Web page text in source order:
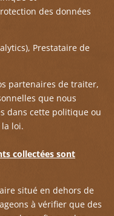
des données
Prestataire de
partenaires de traiter,
que nous
dans cette politique ou
loi.
collectées sont
situé en dehors de
à vérifier que des